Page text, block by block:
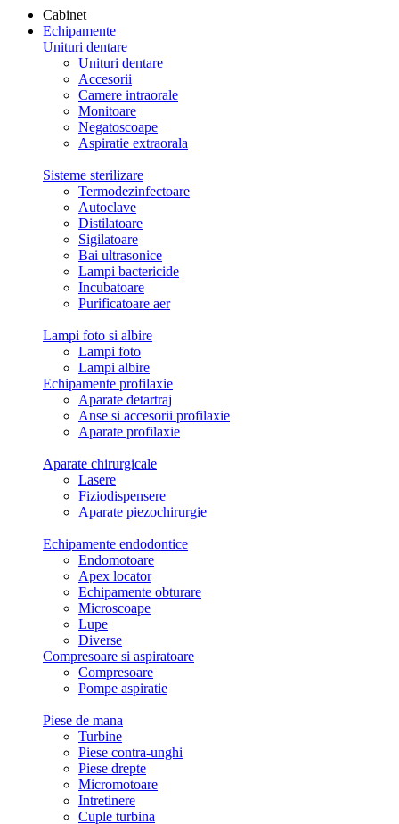
Cabinet
Echipamente
Unituri dentare
Unituri dentare
Accesorii
Camere intraorale
Monitoare
Negatoscoape
Aspiratie extraorala
Sisteme sterilizare
Termodezinfectoare
Autoclave
Distilatoare
Sigilatoare
Bai ultrasonice
Lampi bactericide
Incubatoare
Purificatoare aer
Lampi foto si albire
Lampi foto
Lampi albire
Echipamente profilaxie
Aparate detartraj
Anse si accesorii profilaxie
Aparate profilaxie
Aparate chirurgicale
Lasere
Fiziodispensere
Aparate piezochirurgie
Echipamente endodontice
Endomotoare
Apex locator
Echipamente obturare
Microscoape
Lupe
Diverse
Compresoare si aspiratoare
Compresoare
Pompe aspiratie
Piese de mana
Turbine
Piese contra-unghi
Piese drepte
Micromotoare
Intretinere
Cuple turbina